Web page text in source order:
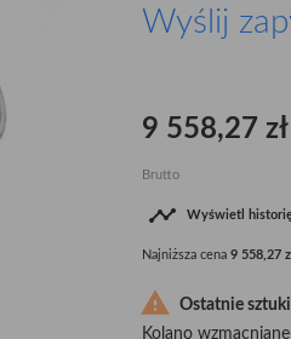
Wyślij
9 558,27 zł
Brutto
 Wyświetl
Najniższa cena 9 558,27

Ostatnie
Kolano